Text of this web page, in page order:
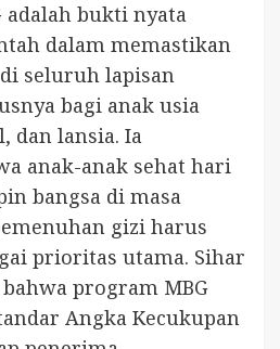
adalah bukti nyata
dalam memastikan
seluruh lapisan
bagi anak usia
dan lansia. Ia
anak-anak sehat hari
bangsa di masa
gizi harus
prioritas utama. Sihar
program MBG
Angka Kecukupan